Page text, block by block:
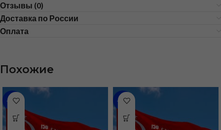
Отзывы (0)
Доставка по России
Оплата
Похожие
-46% -35%